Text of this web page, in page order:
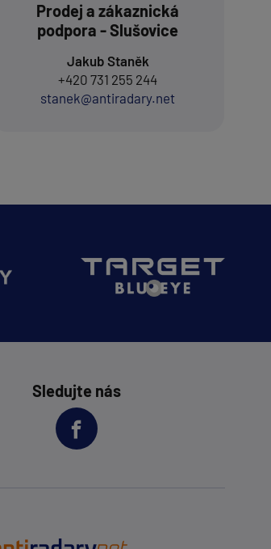
Prodej a zákaznická
podpora - Slušovice
Jakub Staněk
+420 731 255 244
stanek@antiradary.net
Sledujte nás